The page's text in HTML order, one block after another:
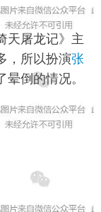
天屠龙记》主
，所以扮演张
倒的情况。